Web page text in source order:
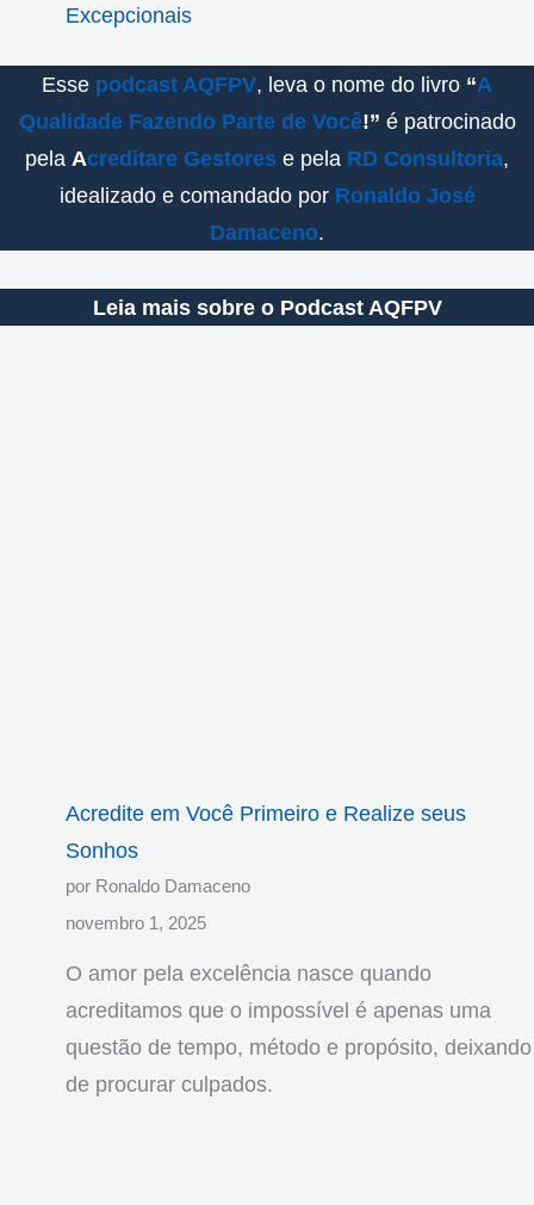
Excepcionais
Esse podcast AQFPV, leva o nome do livro “A
Qualidade Fazendo Parte de Você!” é patrocinado
pela Acreditare Gestores e pela RD Consultoria,
idealizado e comandado por Ronaldo José
Damaceno.
Leia mais sobre o Podcast AQFPV
Acredite em Você Primeiro e Realize seus
Sonhos
por Ronaldo Damaceno
novembro 1, 2025
O amor pela excelência nasce quando
acreditamos que o impossível é apenas uma
questão de tempo, método e propósito, deixando
de procurar culpados.